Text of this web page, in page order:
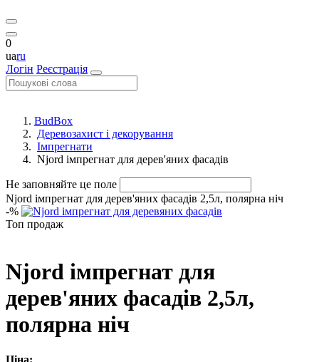
0
uaru
Логін Реєстрація
BudBox
Деревозахист і декорування
Імпрегнати
Njord імпрегнат для дерев'яних фасадів
Не заповняйте це поле
Njord імпрегнат для дерев'яних фасадів 2,5л, полярна ніч
-%
Топ продаж
Njord імпрегнат для
дерев'яних фасадів 2,5л,
полярна ніч
Ціна: